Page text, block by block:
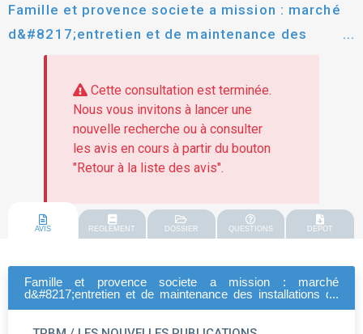
Famille et provence societe a mission : marché
d&#8217;entretien et de maintenance des
installations de ventilation et de renouvellement
d&#8217;air sanitaire sur le patrimoine famille
et provence
Cette consultation est terminée.
Nous vous invitons à lancer une
nouvelle recherche ou à consulter
les avis en cours à partir du bouton
"Retour à la liste des avis".
AVIS REGLEMENT DOSSIER QUESTIONS DEPOT
Famille et provence societe a mission : marché
d&#8217;entretien et de maintenance des installations de